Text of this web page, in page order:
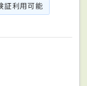
証利用可能